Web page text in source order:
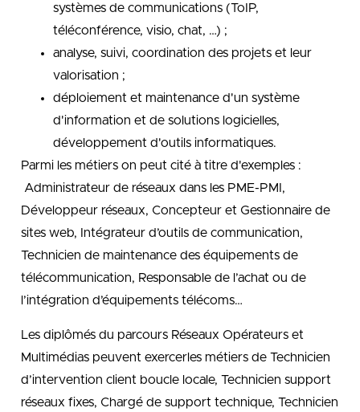
systèmes de communications (ToIP,
téléconférence, visio, chat, …) ;
analyse, suivi, coordination des projets et leur
valorisation ;
déploiement et maintenance d'un système
d'information et de solutions logicielles,
développement d'outils informatiques.
Parmi les métiers on peut cité à titre d'exemples :
Administrateur de réseaux dans les PME-PMI,
Développeur réseaux, Concepteur et Gestionnaire de
sites web, Intégrateur d’outils de communication,
Technicien de maintenance des équipements de
télécommunication, Responsable de l’achat ou de
l’intégration d’équipements télécoms…
Les diplômés du parcours Réseaux Opérateurs et
Multimédias peuvent exercerles métiers de Technicien
d’intervention client boucle locale, Technicien support
réseaux fixes, Chargé de support technique, Technicien